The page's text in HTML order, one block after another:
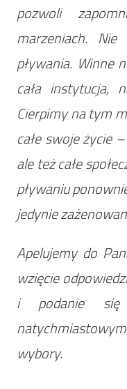
pozwoli
marzeniach.
pływania. Winne
cała instytucja,
Cierpimy na tym
całe swoje życie
ale też całe
pływaniu
jedynie
Apelujemy do
wzięcie
i podanie
wybory.